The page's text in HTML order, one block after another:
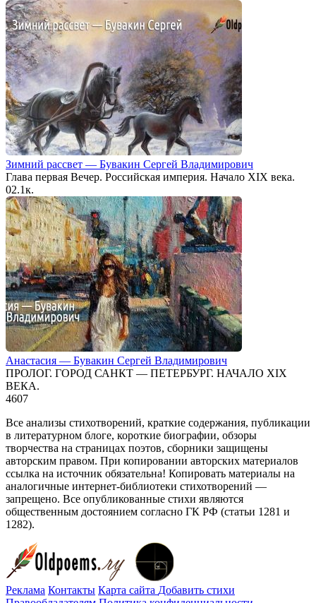
Зимний рассвет — Бувакин Сергей Владимирович
Глава первая Вечер. Российская империя. Начало XIX века.
02.1к.
Анастасия — Бувакин Сергей Владимирович
ПРОЛОГ. ГОРОД САНКТ — ПЕТЕРБУРГ. НАЧАЛО XIX
ВЕКА.
4607
Все анализы стихотворений, краткие содержания, публикации
в литературном блоге, короткие биографии, обзоры
творчества на страницах поэтов, сборники защищены
авторским правом. При копировании авторских материалов
ссылка на источник обязательна! Копировать материалы на
аналогичные интернет-библиотеки стихотворений —
запрещено. Все опубликованные стихи являются
общественным достоянием согласно ГК РФ (статьи 1281 и
1282).
Реклама Контакты Карта сайта Добавить стихи